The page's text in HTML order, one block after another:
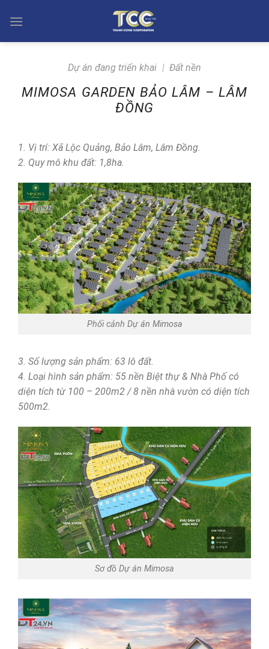
Dự án đang triển khai | Đất nền
MIMOSA GARDEN BẢO LÂM – LÂM
ĐỒNG
1. Vị trí: Xã Lộc Quảng, Bảo Lâm, Lâm Đồng.
2. Quy mô khu đất: 1,8ha.
Phối cảnh Dự án Mimosa
3. Số lượng sản phẩm: 63 lô đất.
4. Loại hình sản phẩm: 55 nền Biệt thự & Nhà Phố có
diện tích từ 100 – 200m2 / 8 nền nhà vườn có diện tích
500m2.
Sơ đồ Dự án Mimosa